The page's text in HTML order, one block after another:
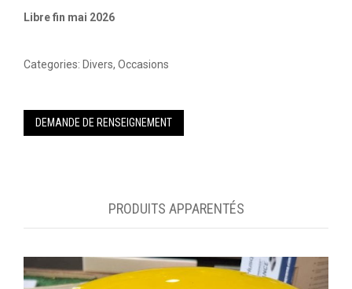
Libre fin mai 2026
Categories: Divers, Occasions
DEMANDE DE RENSEIGNEMENT
PRODUITS APPARENTÉS